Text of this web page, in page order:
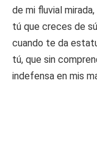
de mi fluvial
tú que creces de
cuando te da
tú, que sin
indefensa en mis